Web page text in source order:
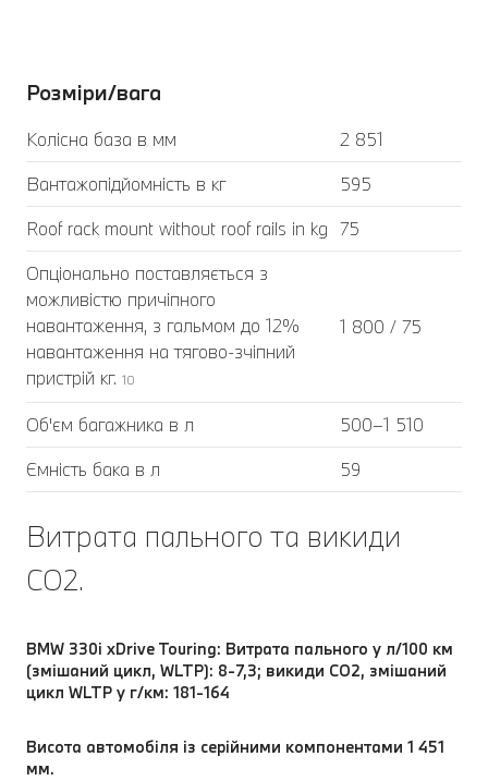
Розміри/вага
Колісна база в мм
2 851
Вантажопідйомність в кг
595
Roof rack mount without roof rails in kg 75
Опціонально поставляється з
можливістю причіпного
навантаження, з гальмом до 12%
навантаження на тягово-зчіпний
пристрій кг. 10
1 800 / 75
Об'єм багажника в л
500–1 510
Ємність бака в л
59
Витрата пального та викиди
CO2.
BMW 330i xDrive Touring: Витрата пального у л/100 км
(змішаний цикл, WLTP): 8-7,3; викиди CO2, змішаний
цикл WLTP у г/км: 181-164
Висота автомобіля із серійними компонентами 1 451
мм.